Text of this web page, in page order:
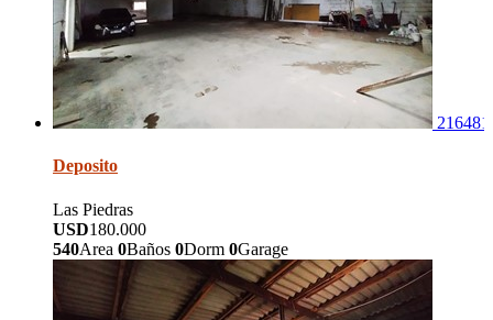
216481
Deposito
Las Piedras
USD180.000
540Area 0Baños 0Dorm 0Garage